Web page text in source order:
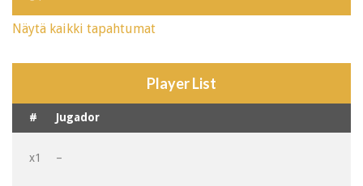
Näytä kaikki tapahtumat
Player List
# Jugador
x1 –